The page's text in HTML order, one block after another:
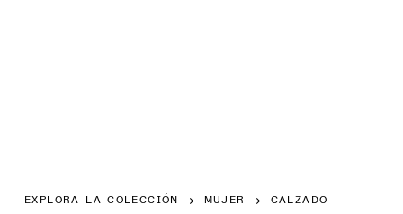
EXPLORA LA COLECCIÓN MUJER CALZADO